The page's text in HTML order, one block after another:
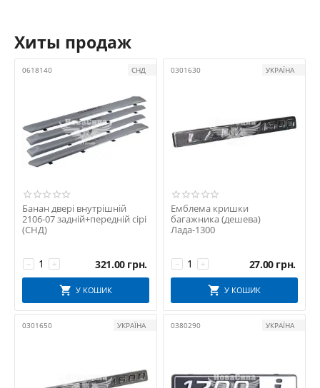
Хиты продаж
0618140 СНД
Банан двері внутрішній
2106-07 задній+передній сірі
(СНД)
+
− 321.00 грн.
У КОШИК
0301630 УКРАЇНА
Емблема кришки
багажника (дешева)
Лада-1300
+
− 27.00 грн.
У КОШИК
0301650 УКРАЇНА 0380290 УКРАЇНА